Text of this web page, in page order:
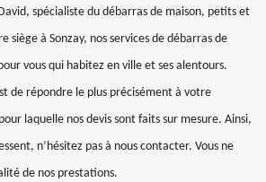
spécialiste du débarras de maison, petits et
siège à Sonzay, nos services de débarras de
vous qui habitez en ville et ses alentours.
de répondre le plus précisément à votre
laquelle nos devis sont faits sur mesure. Ainsi,
n’hésitez pas à nous contacter. Vous ne
de nos prestations.